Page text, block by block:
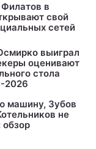
в
свой
сетей
выиграл
оценивают
стола
2026
машину, Зубов
не